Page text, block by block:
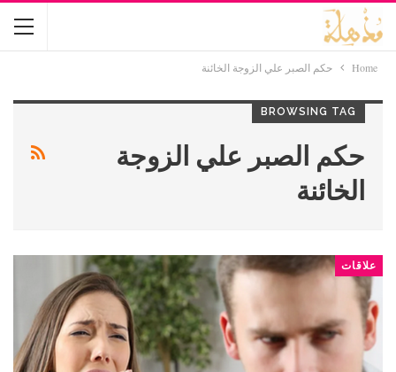
Home حكم الصبر علي الزوجة الخائنة
BROWSING TAG
حكم الصبر علي الزوجة
الخائنة
علاقات